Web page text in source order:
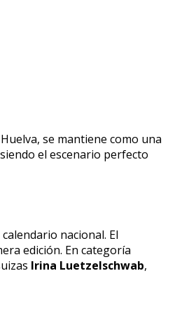
se mantiene como una
el escenario perfecto
nacional. El
edición. En categoría
Irina Luetzelschwab,